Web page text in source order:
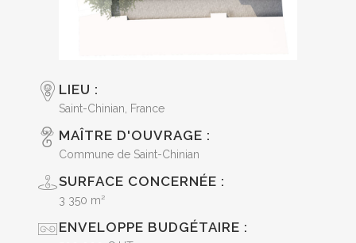
LIEU :
Saint-Chinian, France
MAÎTRE D'OUVRAGE :
Commune de Saint-Chinian
SURFACE CONCERNÉE :
3 350 m²
ENVELOPPE BUDGÉTAIRE :